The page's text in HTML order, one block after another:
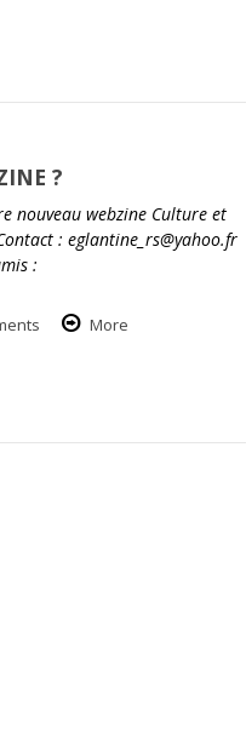
?
nouveau webzine Culture et
: eglantine_rs@yahoo.fr
:
More